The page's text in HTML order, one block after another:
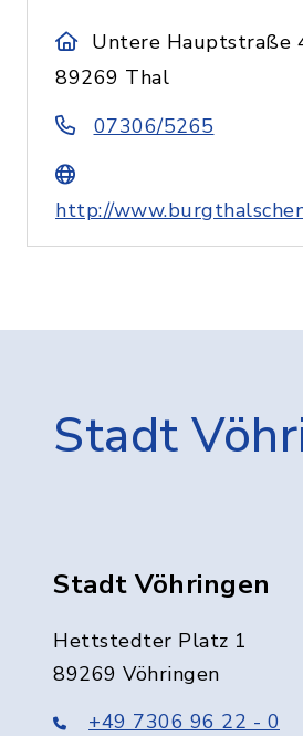
Untere Hauptstraße
89269 Thal
07306/5265
http://
Stadt
Stadt Vöhringen
Hettstedter Platz 1
89269 Vöhringen
+49 7306 96 22 - 0